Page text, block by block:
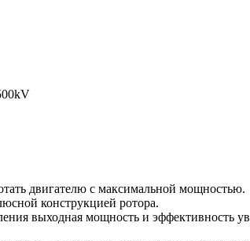
двигателю с максимальной мощностью.
конструкцией ротора.
выходная мощность и эффективность